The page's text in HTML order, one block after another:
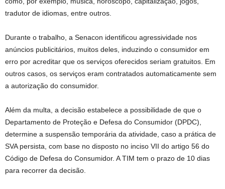
tradutor de idiomas, entre outros.
Durante o trabalho, a Senacon identificou agressividade nos
anúncios publicitários, muitos deles, induzindo o consumidor em
erro por acreditar que os serviços oferecidos seriam gratuitos. Em
outros casos, os serviços eram contratados automaticamente sem
a autorização do consumidor.
Além da multa, a decisão estabelece a possibilidade de que o
Departamento de Proteção e Defesa do Consumidor (DPDC),
determine a suspensão temporária da atividade, caso a prática de
SVA persista, com base no disposto no inciso VII do artigo 56 do
Código de Defesa do Consumidor. A TIM tem o prazo de 10 dias
para recorrer da decisão.